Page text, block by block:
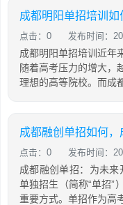
成都明阳单招培训
点击：0 发布时间：
成都明阳单招培训近年
随着高考压力的增大，
理想的高等院校。而成
点击：0 发布时间：
成都融创单招：为未来
单独招生（简称“单招”
重要方式。单招作为高